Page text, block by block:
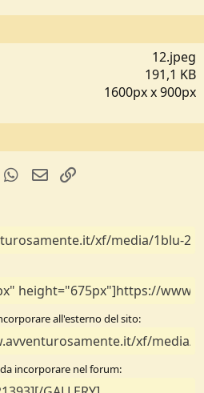
0
t
l
l
e
/
12.jpeg
191,1 KB
1600px x 900px
TumblrWhatsApp
e-mail
all'esterno del sito
incorporare nel forum